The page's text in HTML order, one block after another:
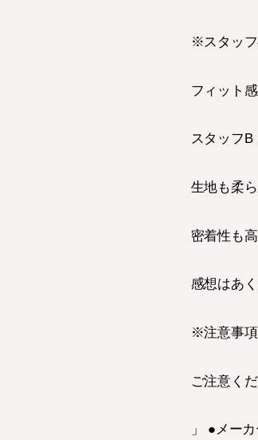
※スタッフ
フィット
スタッフB
生地も柔
密着性も高
感想はあ
※注意事
ご注意くだ
」 ●メー